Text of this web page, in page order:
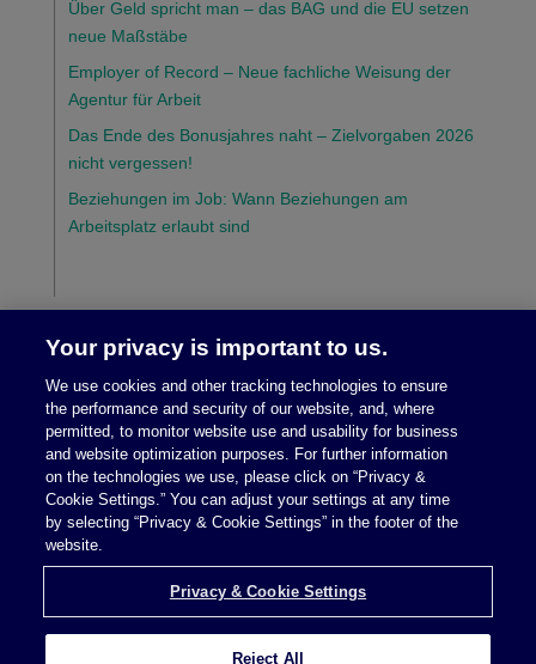
Über Geld spricht man – das BAG und die EU setzen
neue Maßstäbe
Employer of Record – Neue fachliche Weisung der
Agentur für Arbeit
Das Ende des Bonusjahres naht – Zielvorgaben 2026
nicht vergessen!
Beziehungen im Job: Wann Beziehungen am
Arbeitsplatz erlaubt sind
Rechtliche Hinweise/Impressum|Datenschutz
Your privacy is important to us.
We use cookies and other tracking technologies to ensure
the performance and security of our website, and, where
permitted, to monitor website use and usability for business
and website optimization purposes. For further information
on the technologies we use, please click on “Privacy &
Cookie Settings.” You can adjust your settings at any time
by selecting “Privacy & Cookie Settings” in the footer of the
website.
Privacy & Cookie Settings
Reject All